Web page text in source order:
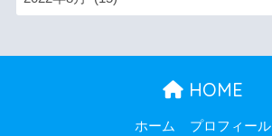
HOME
ホーム プロフィール